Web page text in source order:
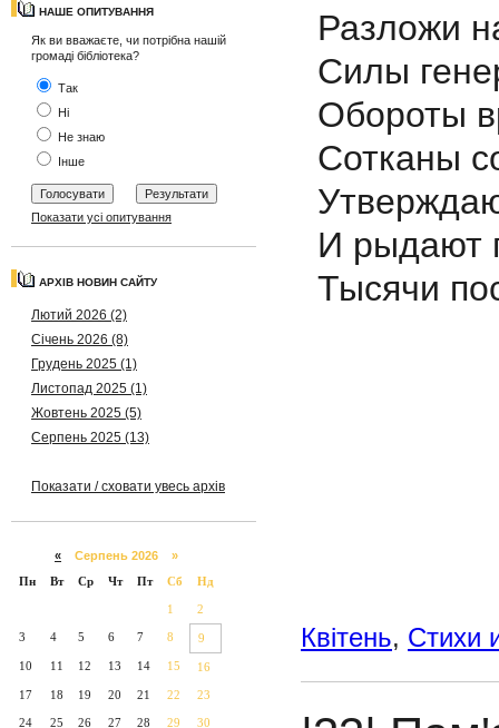
НАШЕ ОПИТУВАННЯ
Як ви вважаєте, чи потрібна нашій
громаді бібліотека?
Так
Ні
Не знаю
Інше
Показати усі опитування
АРХІВ НОВИН САЙТУ
Лютий 2026 (2)
Січень 2026 (8)
Грудень 2025 (1)
Листопад 2025 (1)
Жовтень 2025 (5)
Серпень 2025 (13)
Показати / сховати увесь архів
« Серпень 2026 »
Пн
Вт Ср Чт Пт Сб Нд
1 2
3 4 5 6 7 8 9
10 11 12 13 14 15 16
17 18 19 20 21 22 23
24 25 26 27 28 29 30
Разложи
Силы
Обороты
Сотканы
И рыдают
Тысячи
Квітень, Стихи